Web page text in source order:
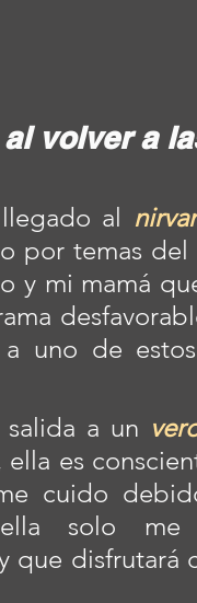
volver a
al
por temas del
y mi mamá
a un
es
cuido
solo me